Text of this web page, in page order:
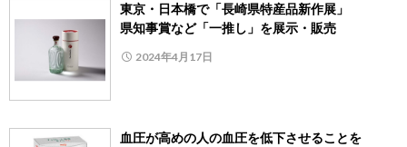
東京・日本橋で「長崎県特産品新作展」
県知事賞など「一推し」を展示・販売
2024年4月17日
血圧が高めの人の血圧を低下させることを